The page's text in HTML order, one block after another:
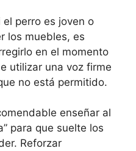
el perro es joven o
los muebles, es
en el momento
utilizar una voz firme
no está permitido.
enseñar al
para que suelte los
Reforzar